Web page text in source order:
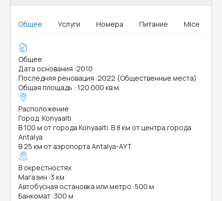
Общее Услуги Номера Питание Mice
Общее
Дата основания :2010
Последняя реновация :2022 (Общественные места)
Общая площадь : 120 000 кв.м.
Расположение
Город :Konyaalti
В 100 м от города Konyaalti. В 8 км от центра города
Antalya
В 25 км от аэропорта Antalya-AYT
В окрестностях
Магазин :3 км
Автобусная остановка или метро :500 м
Банкомат :300 м